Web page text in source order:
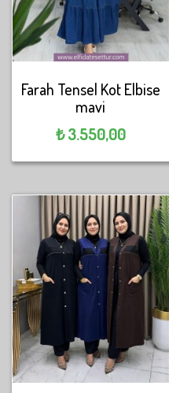
Farah Tensel Kot Elbise
mavi
₺3.550,00